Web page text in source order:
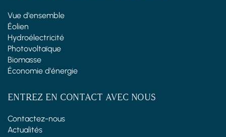
Vue d'ensemble
Éolien
Hydroélectricité
Photovoltaïque
Biomasse
Économie d'énergie
ENTREZ EN CONTACT AVEC NOUS
Contactez-nous
Actualités